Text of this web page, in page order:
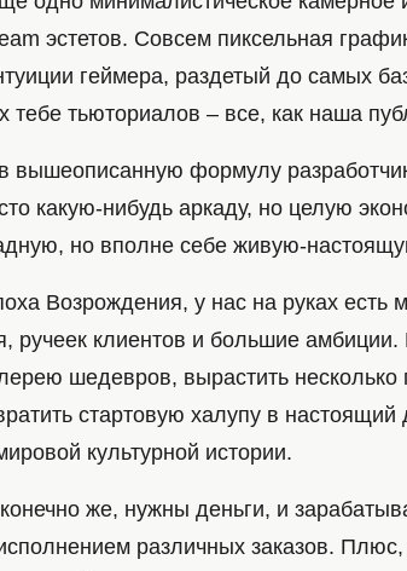
эстетов. Совсем пиксельная
геймера, раздетый до самых
тебе тьюториалов – все, как наша
вышеописанную формулу
какую-нибудь аркаду, но целую
но вполне себе живую-
Возрождения, у нас на руках есть
ручеек клиентов и большие амбиции.
шедевров, вырастить несколько
стартовую халупу в настоящий
культурной истории.
же, нужны деньги, и
различных заказов.